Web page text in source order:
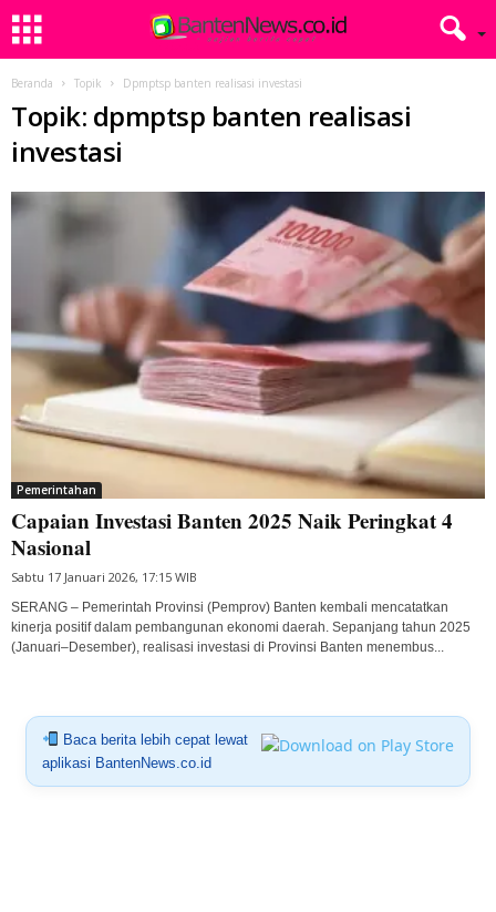
Beranda Topik Dpmptsp banten realisasi investasi
Topik: dpmptsp banten realisasi
investasi
Pemerintahan
Capaian Investasi Banten 2025 Naik Peringkat 4
Nasional
Sabtu 17 Januari 2026, 17:15 WIB
SERANG – Pemerintah Provinsi (Pemprov) Banten kembali mencatatkan
kinerja positif dalam pembangunan ekonomi daerah. Sepanjang tahun 2025
(Januari–Desember), realisasi investasi di Provinsi Banten menembus...
Baca berita lebih cepat lewat
aplikasi BantenNews.co.id